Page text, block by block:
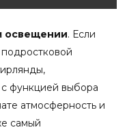
освещении. Если
подростковой
функцией выбора
атмосферность и
самый